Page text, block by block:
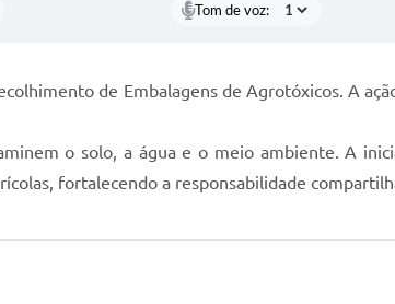
Tom de voz:
de Embalagens de Agrotóxicos. A
o solo, a água e o meio ambiente. A
fortalecendo a responsabilidade